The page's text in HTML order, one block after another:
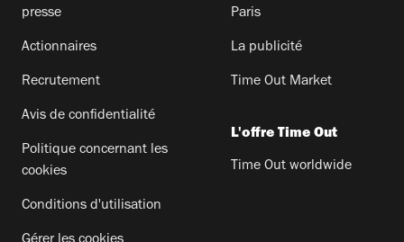
presse
Actionnaires
Recrutement
Avis de confidentialité
Politique concernant les
cookies
Conditions d'utilisation
Paris
La publicité
Time Out Market
L'offre Time Out
Time Out worldwide